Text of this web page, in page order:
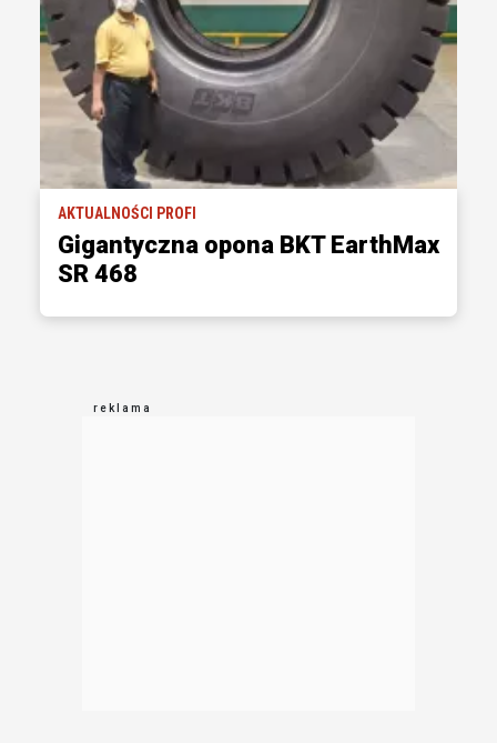
AKTUALNOŚCI PROFI
Gigantyczna opona BKT EarthMax
SR 468